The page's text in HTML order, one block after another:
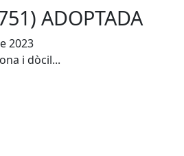
ADOPTADA
2023
i dòcil...